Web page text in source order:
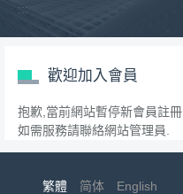
跳
要
內
容
區
:::
歡迎加入會員
抱歉,當前網站暫停新會員註冊.
如需服務請聯絡網站管理員.
繁體 简体
English